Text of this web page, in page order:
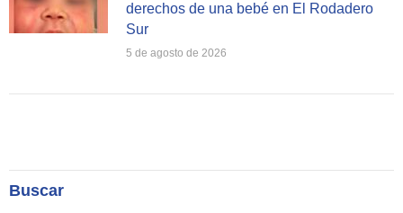
derechos de una bebé en El Rodadero
Sur
5 de agosto de 2026
Buscar